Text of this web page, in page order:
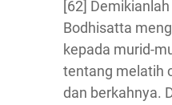
[62] Demikianlah
Bodhisatta
kepada murid-
tentang melatih
dan berkahnya.